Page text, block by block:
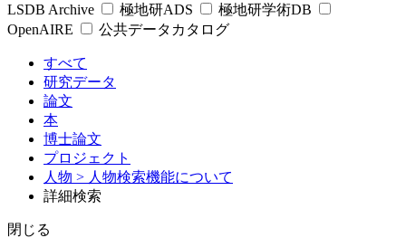
LSDB Archive
極地研ADS
極地研学術DB
OpenAIRE
公共データカタログ
すべて
研究データ
論文
本
博士論文
プロジェクト
人物 > 人物検索機能について
詳細検索
閉じる